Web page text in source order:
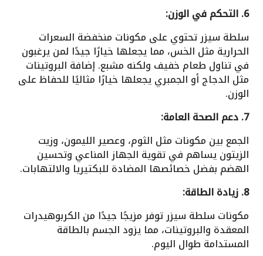
6. التحكم في الوزن:
سلطة سيزر تحتوي على مكونات منخفضة السعرات
الحرارية مثل الخس، مما يجعلها خيارًا جيدًا لمن يرغبون
في تناول طعام خفيف ولكنه مشبع. إضافة البروتينات
مثل الدجاج أو الجمبري يجعلها خيارًا مثاليًا للحفاظ على
الوزن.
7. دعم الصحة العامة:
الجمع بين مكونات مثل الثوم، وعصير الليمون، وزيت
الزيتون يساهم في تقوية الجهاز المناعي وتحسين
الهضم بفضل خصائصها المضادة للبكتيريا والالتهابات.
8. زيادة الطاقة:
مكونات سلطة سيزر توفر مزيجًا جيدًا من الكربوهيدرات
المعقدة والبروتينات، مما يزود الجسم بالطاقة
المستدامة طوال اليوم.